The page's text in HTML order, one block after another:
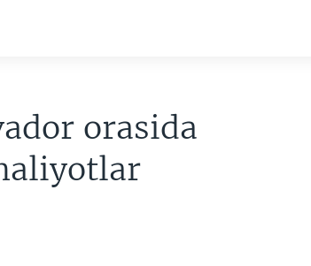
orasida